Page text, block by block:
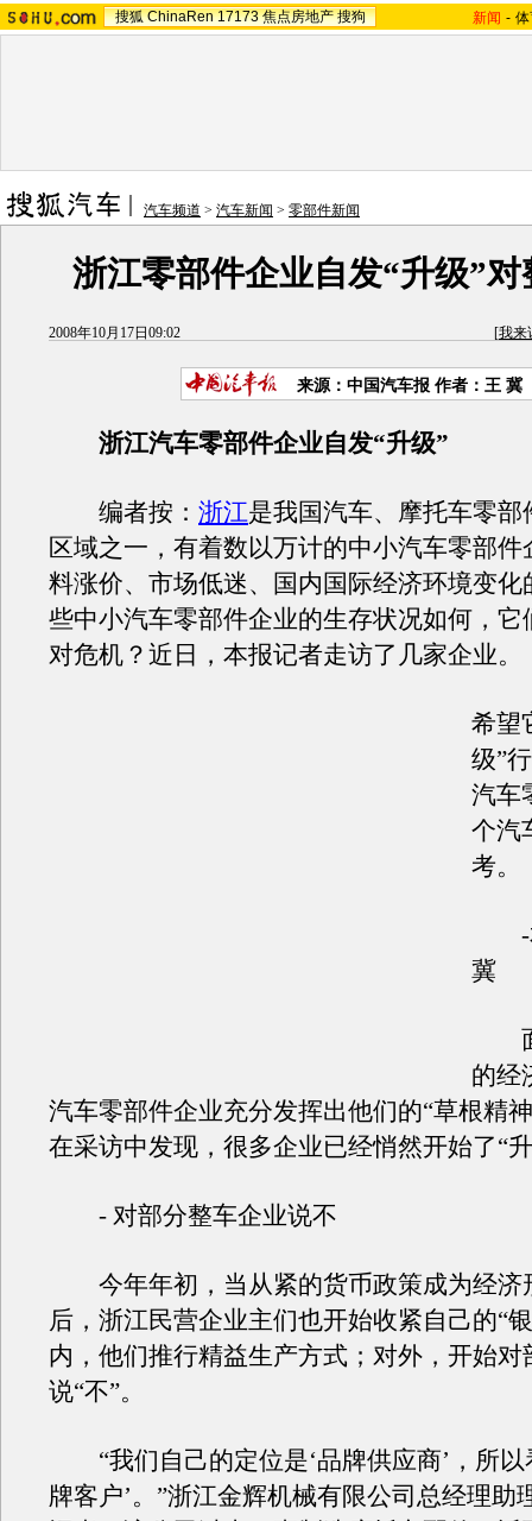
搜狐 ChinaRen 17173 焦点房地产 搜狗 新闻 -
汽车频道 > 汽车新闻 > 零部件新闻
浙江零部件企业自发“升级”对
2008年10月17日09:02 [我来
来源：中国汽车报 作者：王 冀
浙江汽车零部件企业自发“升级”
编者按： 浙江是我国汽车、摩托车零部
区域之一，有着数以万计的中小汽车零部件
料涨价、市场低迷、国内国际经济环境变化
些中小汽车零部件企业的生存状况如何，它
对危机？近日，本报记者走访了几家企业。
希望
级”
汽车
个汽
考。
-
冀
面
的经
汽车零部件企业充分发挥出他们的“草根精
在采访中发现，很多企业已经悄然开始了“
- 对部分整车企业说不
今年年初，当从紧的货币政策成为经济
后，浙江民营企业主们也开始收紧自己的
内，他们推行精益生产方式；对外，开始对
说“不”。
“我们自己的定位是‘品牌供应商’，所以
牌客户’。”浙江金辉机械有限公司总经理助